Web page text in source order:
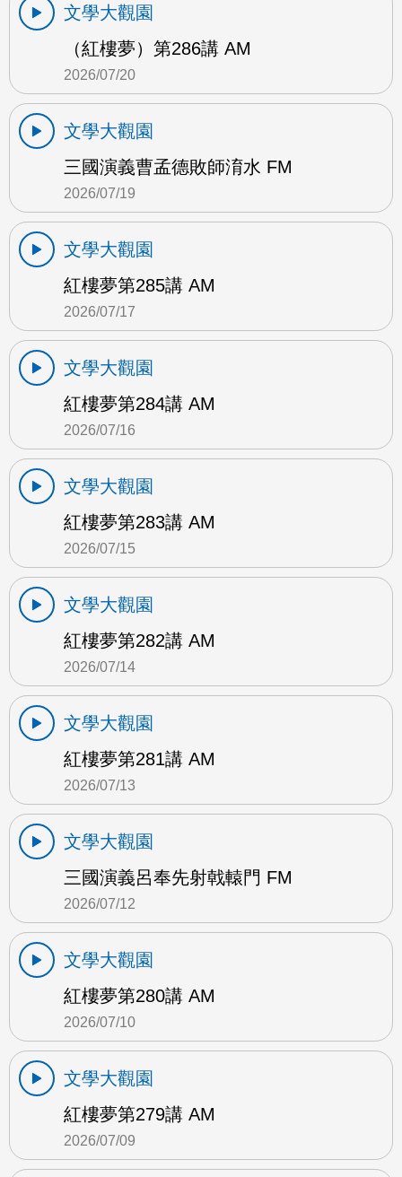
文學大觀園
（紅樓夢）第286講 AM
2026/07/20
文學大觀園
三國演義曹孟德敗師淯水 FM
2026/07/19
文學大觀園
紅樓夢第285講 AM
2026/07/17
文學大觀園
紅樓夢第284講 AM
2026/07/16
文學大觀園
紅樓夢第283講 AM
2026/07/15
文學大觀園
紅樓夢第282講 AM
2026/07/14
文學大觀園
紅樓夢第281講 AM
2026/07/13
文學大觀園
三國演義呂奉先射戟轅門 FM
2026/07/12
文學大觀園
紅樓夢第280講 AM
2026/07/10
文學大觀園
紅樓夢第279講 AM
2026/07/09